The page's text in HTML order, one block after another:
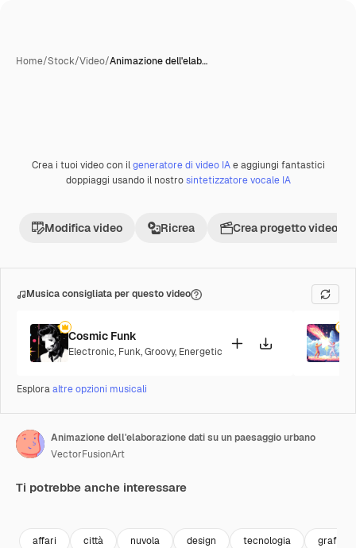
Home/Stock/Video/Animazione dell'elab…
PremiumCreata con IA
Crea i tuoi video con ilgeneratore di video IAe aggiungi fantastici
doppiaggi usando il nostrosintetizzatore vocale IA
Modifica video Ricrea Crea progetto video
Musica consigliata per questo video
Cosmic Funk
Electronic, Funk,Groovy, Energetic
Esploraaltre opzioni musicali
Animazione dell'elaborazione dati su un paesaggio urbano
VectorFusionArt
Ti potrebbe anche interessare
affari città nuvola design tecnologia grafico